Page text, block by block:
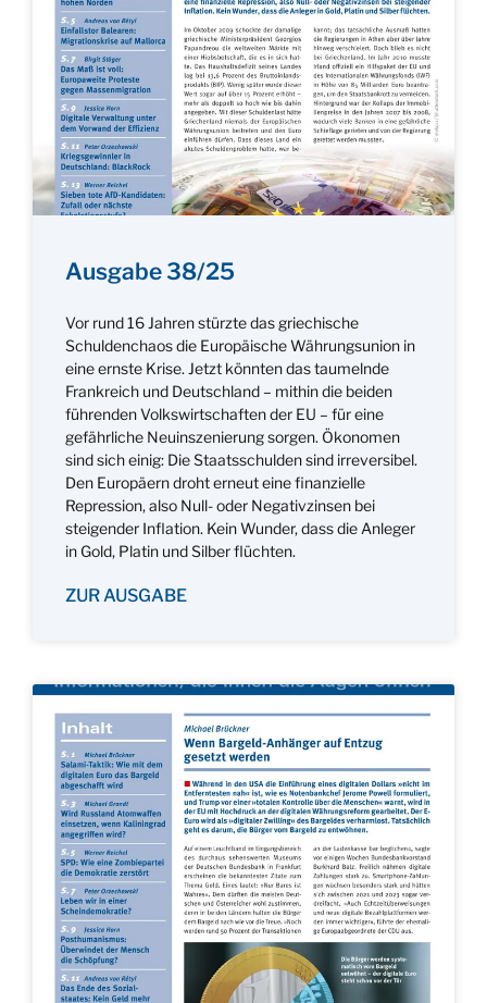
Ausgabe 38/25
Vor rund 16 Jahren stürzte das griechische
Schuldenchaos die Europäische Währungsunion in
eine ernste Krise. Jetzt könnten das taumelnde
Frankreich und Deutschland – mithin die beiden
führenden Volkswirtschaften der EU – für eine
gefährliche Neuinszenierung sorgen. Ökonomen
sind sich einig: Die Staatsschulden sind irreversibel.
Den Europäern droht erneut eine finanzielle
Repression, also Null- oder Negativzinsen bei
steigender Inflation. Kein Wunder, dass die Anleger
in Gold, Platin und Silber flüchten.
ZUR AUSGABE